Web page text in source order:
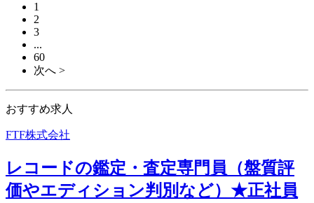
1
2
3
...
60
次へ >
おすすめ求人
FTF株式会社
レコードの鑑定・査定専門員（盤質評
価やエディション判別など）★正社員